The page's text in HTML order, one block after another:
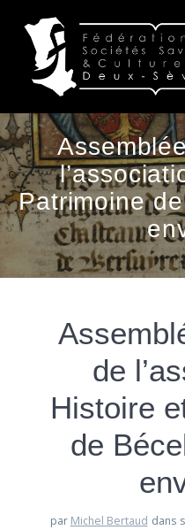
Patrimoine
de
Histoire
de
par Michel Bertaud dans